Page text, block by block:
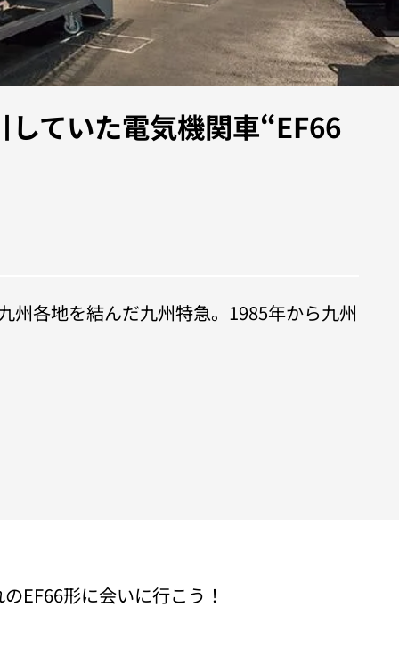
ていた電気機関車“EF66
州各地を結んだ九州特急。1985年から九州
EF66形に会いに行こう！